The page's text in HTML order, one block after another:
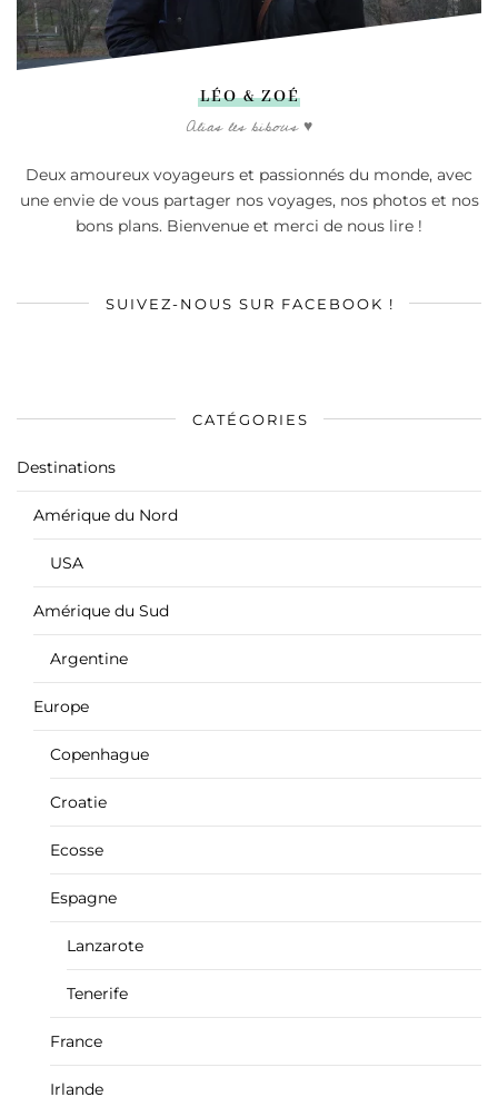
LÉO & ZOÉ
Alias les bibous ♥
Deux amoureux voyageurs et passionnés du monde, avec
une envie de vous partager nos voyages, nos photos et nos
bons plans. Bienvenue et merci de nous lire !
SUIVEZ-NOUS SUR FACEBOOK !
CATÉGORIES
Destinations
Amérique du Nord
USA
Amérique du Sud
Argentine
Europe
Copenhague
Croatie
Ecosse
Espagne
Lanzarote
Tenerife
France
Irlande